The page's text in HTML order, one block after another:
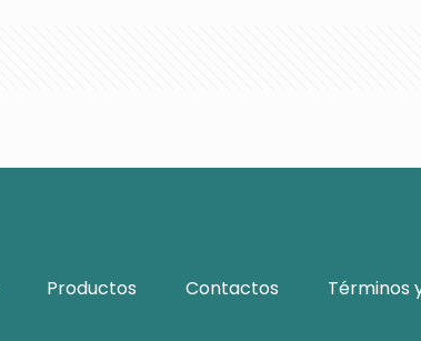
Productos Contactos Términos